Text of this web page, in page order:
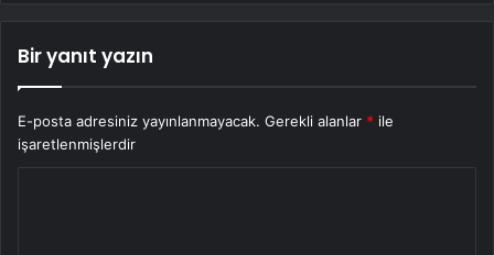
Bir yanıt yazın
E-posta adresiniz yayınlanmayacak. Gerekli alanlar * ile
işaretlenmişlerdir